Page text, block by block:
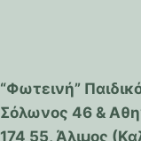
“Φωτεινή”
Σόλωνος 46 &
174 55, Άλιμος